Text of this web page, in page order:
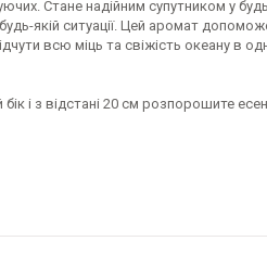
Стане надійним супутником у
якій ситуації. Цей аромат
всю міць та свіжість океану в
і з відстані 20 см розпорошите